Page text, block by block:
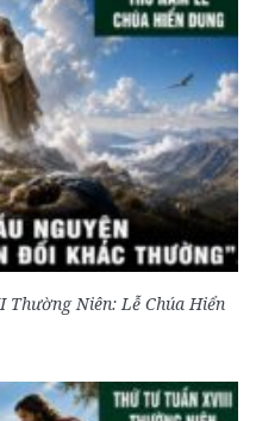
Thường Niên: Lễ Chúa Hiển